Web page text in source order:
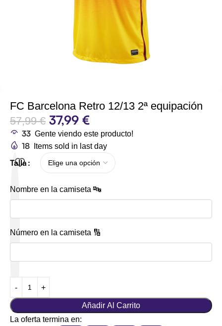
FC Barcelona Retro 12/13 2ª equipación
57,99€ 37,99 €
33 Gente viendo este producto!
18 Items sold in last day
Talla
Nombre en la camiseta 🔤
Número en la camiseta 🔢
Añadir Al Carrito
La oferta termina en: